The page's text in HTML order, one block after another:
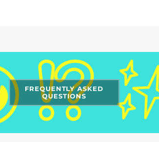
FREQUENTLY ASKED
QUESTIONS